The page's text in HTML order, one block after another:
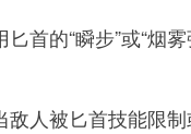
匕首的“瞬步”或“烟
敌人被匕首技能限